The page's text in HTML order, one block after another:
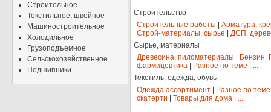
Строительное
Текстильное, швейное
Машиностроительное
Холодильное
Грузоподъемное
Сельскохозяйственное
Подшипники
Строительство
Строительные работы
Арматура,
Строй-материалы, сырье
ДСП,
Сырье, материалы
Древесина, пиломатериалы
Бензин,
фармацевтика
Разное по теме
...
Текстиль, одежда, обувь
Одежда ассортимент
Разное по теме
скатерти
Товары для дома ...